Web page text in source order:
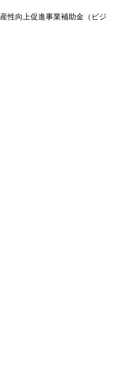
性向上促進事業補助金（ビジ